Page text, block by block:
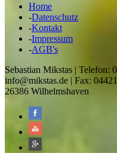
Home
-Datenschutz
-Kontakt
-Impressum
-AGB's
Sebastian Mikstas | Telefon:
info@mikstas.de | Fax:
26386 Wilhelmshaven